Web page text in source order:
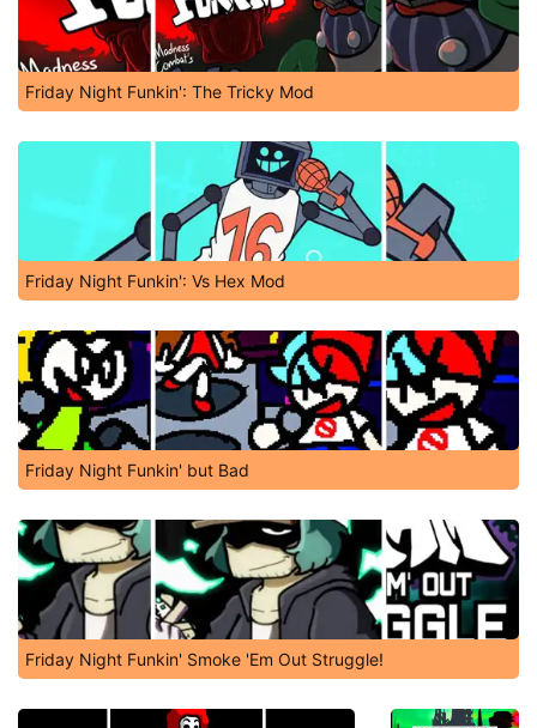
Friday Night Funkin': The Tricky Mod
Friday Night Funkin': Vs Hex Mod
Friday Night Funkin' but Bad
Friday Night Funkin' Smoke 'Em Out Struggle!